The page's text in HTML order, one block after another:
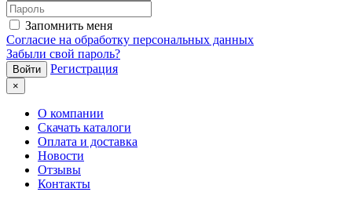
Запомнить меня
Согласие на обработку персональных данных
Забыли свой пароль?
Регистрация
×
О компании
Скачать каталоги
Оплата и доставка
Новости
Отзывы
Контакты